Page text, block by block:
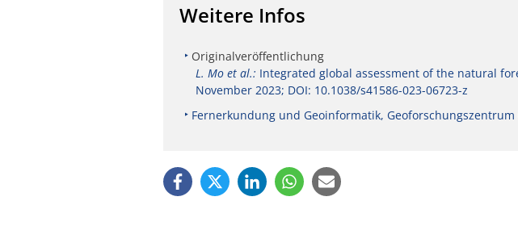
Weitere Infos
Originalveröffentlichung
L. Mo et al.: Integrated global assessment of the natural
November 2023; DOI: 10.1038/s41586-023-06723-z
Fernerkundung und Geoinformatik, Geoforschungszentrum